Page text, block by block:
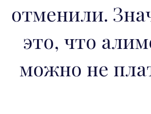
отменили.
это, что
можно не